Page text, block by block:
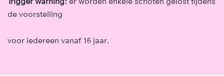
de voorstelling
voor iedereen vanaf 16 jaar.